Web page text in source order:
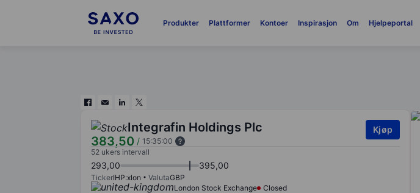
Produkter Plattformer Kontoer Inspirasjon Om Hjelpeportal
Integrafin Holdings Plc
383,50 / 15:35:00
Kjøp
52 ukers intervall
293,00 395,00
TickerIHP:xlon ValutaGBP
London Stock Exchange
Closed